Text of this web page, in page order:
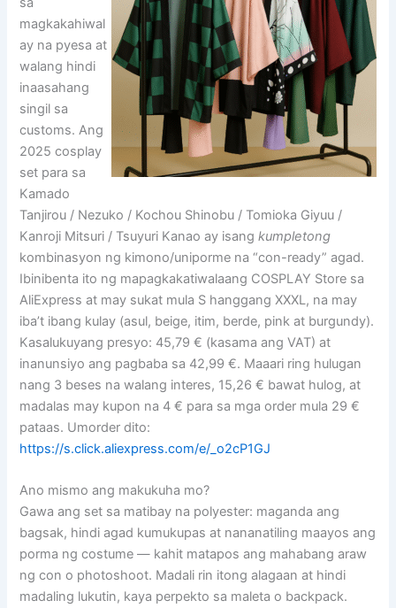
magkakahiwal
ay na pyesa at
walang hindi
inaasahang
singil sa
customs. Ang
2025 cosplay
set para sa
Kamado
Tanjirou / Nezuko / Kochou Shinobu / Tomioka Giyuu /
Kanroji Mitsuri / Tsuyuri Kanao ay isangkumpletong
kombinasyon ng kimono/uniporme na “con-ready” agad.
Ibinibenta ito ng mapagkakatiwalaang COSPLAY Store sa
AliExpress at may sukat mula S hanggang XXXL, na may
iba’t ibang kulay (asul, beige, itim, berde, pink at burgundy).
Kasalukuyang presyo: 45,79 € (kasama ang VAT) at
inanunsiyo ang pagbaba sa 42,99 €. Maaari ring hulugan
nang 3 beses na walang interes, 15,26 € bawat hulog, at
madalas may kupon na 4 € para sa mga order mula 29 €
pataas. Umorder dito:
https://s.click.aliexpress.com/e/_o2cP1GJ
Ano mismo ang makukuha mo?
Gawa ang set sa matibay na polyester: maganda ang
bagsak, hindi agad kumukupas at nananatiling maayos ang
porma ng costume — kahit matapos ang mahabang araw
ng con o photoshoot. Madali rin itong alagaan at hindi
madaling lukutin, kaya perpekto sa maleta o backpack.